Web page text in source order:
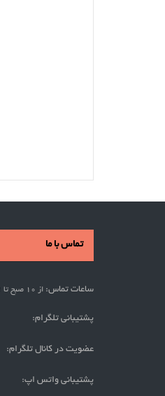
تماس با ما
ساعات تماس: از 10 صبح تا 11 شب
پشتیبانی تلگرام:
عضویت در کانال تلگرام:
پشتیبانی واتس اپ: